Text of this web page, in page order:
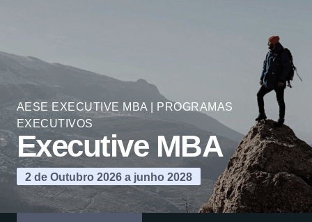
AESE EXECUTIVE MBA | PROGRAMAS
EXECUTIVOS
Executive MBA
2 de Outubro 2026 a junho 2028